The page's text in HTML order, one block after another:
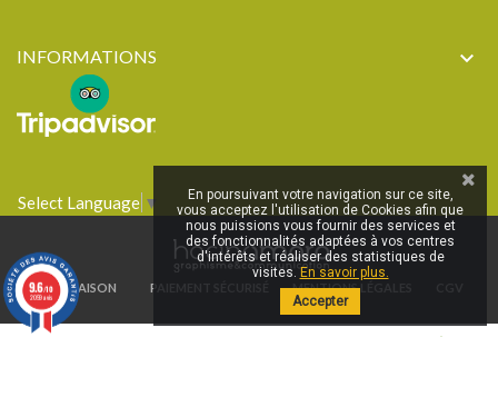
INFORMATIONS 
Select Language ▼
LIVRAISON PAIEMENT SÉCURISÉ MENTIONS LÉGALES
En poursuivant votre navigation sur ce site,
vous acceptez l'utilisation de Cookies afin que
nous puissions vous fournir des services et
des fonctionnalités adaptées à vos centres
d'intérêts et réaliser des statistiques de
visites. En savoir plus.
Accepter
9.6/10
2059 avis